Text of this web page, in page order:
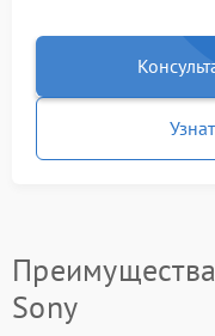
Sony